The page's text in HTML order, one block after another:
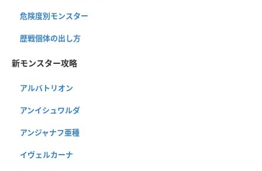
危険度別モンスター
歴戦個体の出し方
新モンスター攻略
アルバトリオン
アンイシュワルダ
アンジャナフ亜種
イヴェルカーナ